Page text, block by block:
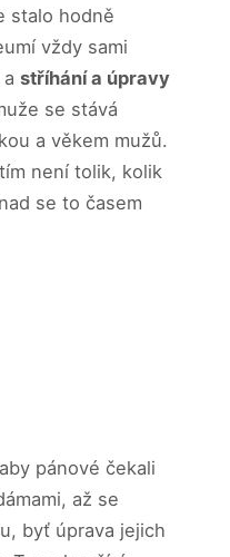
stalo hodně
vždy sami
a stříhání a úpravy
se stává
a věkem mužů.
není tolik, kolik
se to časem
pánové čekali
až se
byť úprava jejich